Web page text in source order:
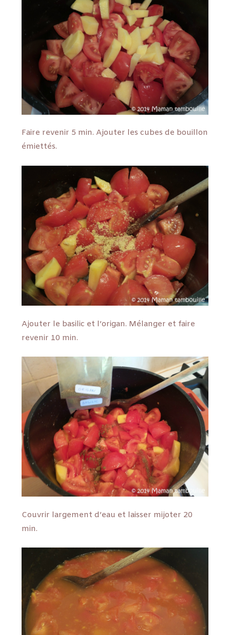
Faire revenir 5 min. Ajouter les cubes de bouillon
émiettés.
Ajouter le basilic et l’origan. Mélanger et faire
revenir 10 min.
Couvrir largement d’eau et laisser mijoter 20
min.